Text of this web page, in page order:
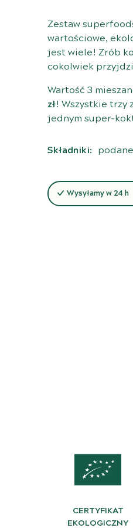
Zestaw
wartościowe,
jest wiele! Zrób
cokolwiek
Wartość 3
zł! Wszystkie trzy
jednym super-
Składniki:
Wysyłamy w 24 h
CERTYFIKAT
EKOLOGICZNY